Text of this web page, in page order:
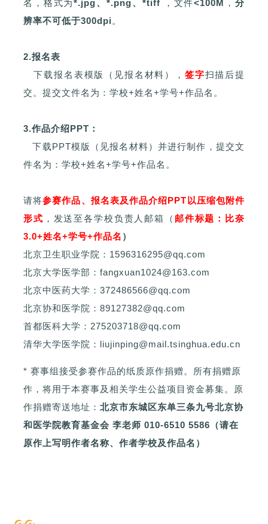
名，格式为*.jpg、*.png、*tiff ，文件<100M ，分
辨率不可低于300dpi 。
2.报名表
下载报名表模版（见报名材料）， 签字扫描后提
交。提交文件名为：学校+姓名+学号+作品名。
3.作品介绍PPT：
下载PPT模版
（见报名材料） 并进行制作，提交文
件名为：学校+姓名+学号+作品名。
请将参赛作品、报名表及作品介绍PPT以压缩包附件
形式 ，发送至各学校负责人邮箱（ 邮件标题：比奈
3.0+姓名+学号+作品名 ）
北京卫生职业学院：1596316295@qq.com
北京大学医学部：fangxuan1024@163.com
北京中医药大学：372486566@qq.com
北京协和医学院：89127382@qq.com
首都医科大学：275203718@qq.com
清华大学医学院：liujinping@mail.tsinghua.edu.cn
* 赛事组接受参赛作品的纸质原作捐赠。所有捐赠原
作，将用于本赛事及相关学生公益项目资金募集。
原
作捐赠寄送地址： 北京市东城区东单三条九号北京协
和医学院教育基金会 李老师 010-6510 5586（请在
原作上写明作者名称、作者学校及作品名）